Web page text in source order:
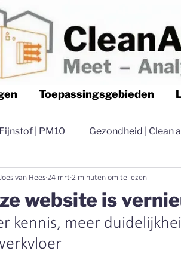
Toepassingsgebieden
Fijnstof | PM10 Gezondheid | Clean
air Nederland Luchtfilteren |
air Nederland Distributie | Clean
website is
Joes van Hees 24 mrt 2 minuten om te lezen
kennis, meer